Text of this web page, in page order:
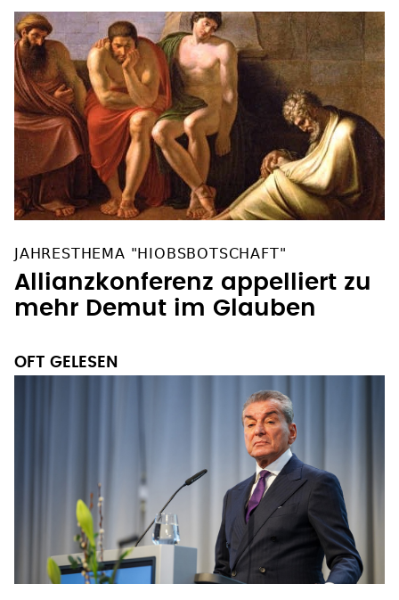
JAHRESTHEMA "HIOBSBOTSCHAFT"
Allianzkonferenz appelliert zu
mehr Demut im Glauben
OFT GELESEN